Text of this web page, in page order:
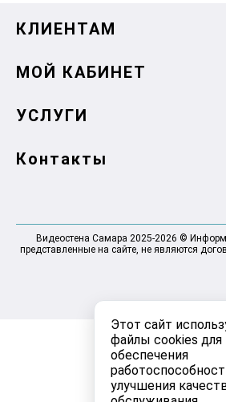
Этот сайт
файлы cookies для
обеспечения
улучшения
КЛИЕНТАМ
МОЙ КАБИНЕТ
УСЛУГИ
Контакты
Видеостена Самара 2025-2026 ©
представленные на сайте, не являются